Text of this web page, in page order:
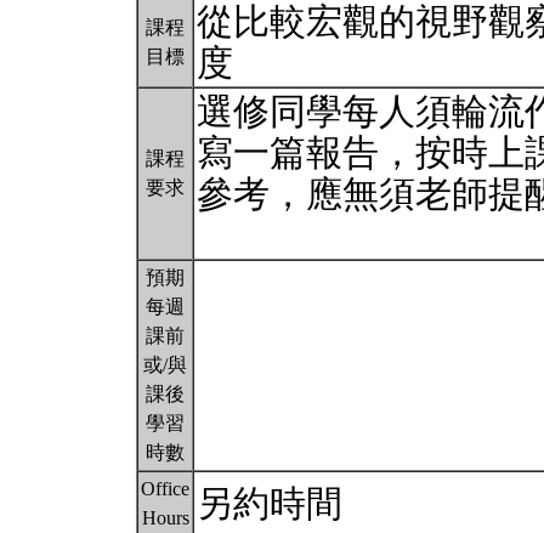
課程
目標
從比較宏觀的視野觀
度
課程
要求
選修同學每人須輪流
寫一篇報告，按時上
參考，應無須老師提
預期
每週
課前
或/與
課後
學習
時數
Office
Hours
另約時間